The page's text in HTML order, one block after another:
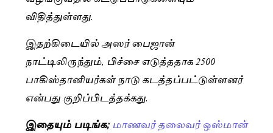
விதித்துள்ளது.
இதற்கிடையில் அஸர் பைஜான்
நாட்டிலிருந்தும், பிச்சை எடுத்ததாக 2500
பாகிஸ்தானியர்கள் நாடு கடத்தப்பட்டுள்ளனர்
என்பது குறிப்பிடத்தக்கது.
இதையும் படிங்க; மாணவர் தலைவர் ஒஸ்மான்